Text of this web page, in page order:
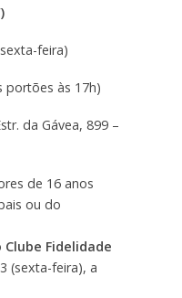
feira)
portões às 17h)
da Gávea, 899 –
de 16 anos
ou do
Fidelidade
(sexta-feira), a